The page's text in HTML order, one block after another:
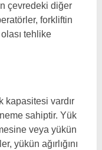
çevredeki diğer
forkliftin
tehlike
kapasitesi vardır
sahiptir. Yük
veya yükün
yükün ağırlığını